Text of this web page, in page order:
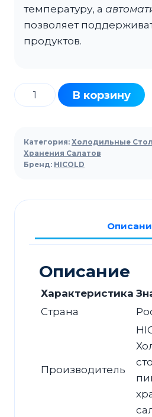
температуру, а
позволяет
продуктов.
Количество
товара
холодильный
для
салатов
SL1-
крышки
В корзину
Категория: Холодильные
Хранения Салатов
Бренд: HICOLD
Описание
Характеристика
Страна
Производитель